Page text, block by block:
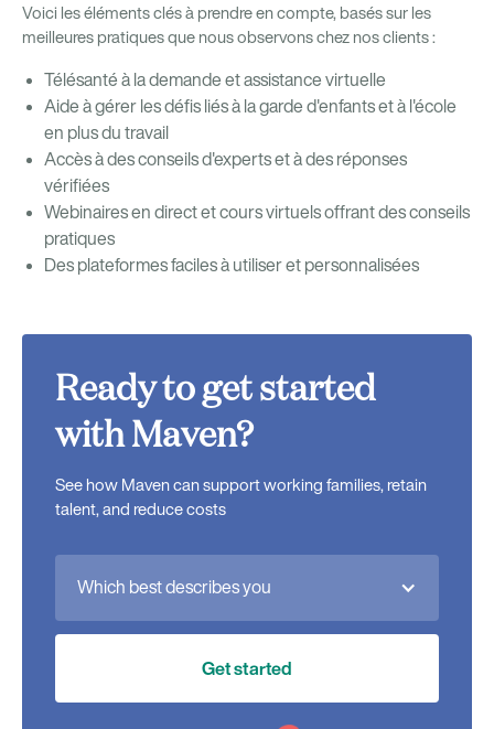
Voici les éléments clés à prendre en compte, basés sur les
meilleures pratiques que nous observons chez nos clients :
Télésanté à la demande et assistance virtuelle
Aide à gérer les défis liés à la garde d'enfants et à l'école
en plus du travail
Accès à des conseils d'experts et à des réponses
vérifiées
Webinaires en direct et cours virtuels offrant des conseils
pratiques
Des plateformes faciles à utiliser et personnalisées
Ready to get started
with Maven?
See how Maven can support working families, retain
talent, and reduce costs
Which best describes you
Get started